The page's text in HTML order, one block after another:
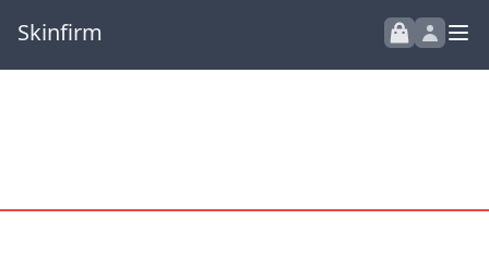
Skinfirm